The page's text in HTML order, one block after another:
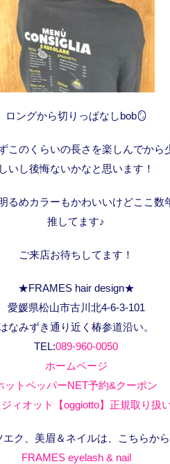
ロングから切りっぱなしbob🪞
このくらいの長さを楽しんでから
しいし後悔ないかなと思います！
るめカラーもかわいいけどここ数
推してます♪
ご来店お待ちしてます！
★FRAMES hair design★
愛媛県松山市古川北4-6-3-101
なみずき通り近く椿参道沿い。
TEL:089-960-0050
ホームページ
ットペッパーNET予約&クーポン
ィオット【oggiotto】正規取り扱
エク、美眉＆ネイルは、こちらか
FRAMES eyelash & nail